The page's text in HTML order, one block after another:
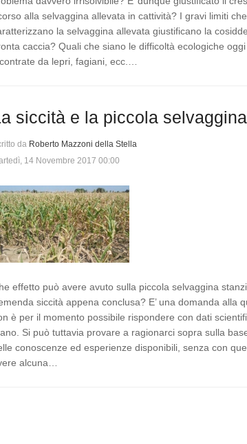
alla selvaggina allevata in cattività? I gravi limiti che
la selvaggina allevata giustificano la
caccia? Quali che siano le difficoltà ecologiche oggi
da lepri, fagiani, ecc.…
siccità e la piccola selvaggina
da Roberto Mazzoni della Stella
14 Novembre 2017 00:00
effetto può avere avuto sulla piccola selvaggina
siccità appena conclusa? E’ una domanda alla
è per il momento possibile rispondere con dati
Si può tuttavia provare a ragionarci sopra sulla
conoscenze ed esperienze disponibili, senza con
alcuna…